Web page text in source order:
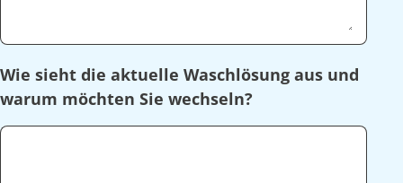
Wie sieht die aktuelle Waschlösung aus und
warum möchten Sie wechseln?